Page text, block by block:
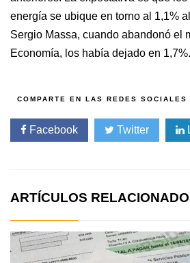
energía se ubique en torno al 1,1%
Sergio Massa, cuando abandonó el
Economía, los había dejado en 1,7%.
Facebook Twitter
ARTÍCULOS